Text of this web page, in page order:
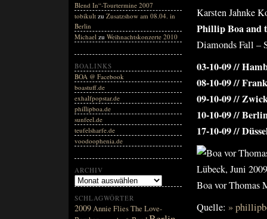
Karsten Jahnke
Phillip Boa and
Diamonds Fall –
03-10-09 //
08-10-09 //
09-10-09 //
10-10-09 //
17-10-09 //
Boa vor Thomas
Quelle: »
Blend In“-Tourtermine 2007
tobikult zu Zusatzshow am 08.04. in
Berlin
Michael zu Weihnachtskonzerte 2010
BOALINKS
BOA @ Facebook
boastuff.de
exhalfpopstar.de
phillipboa.de
sunfeel.de
teufelsharfe.de
voodoophenia.de
ARCHIV
SCHLAGWÖRTER
2009Annie Flies The Love-